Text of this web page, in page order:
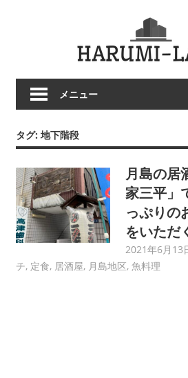
メニュー
タグ: 地下階段
月島の居
家三平」
っぷりの
をいただ
2021年6月13
チ, 定食, 居酒屋, 月島地区, 魚料理